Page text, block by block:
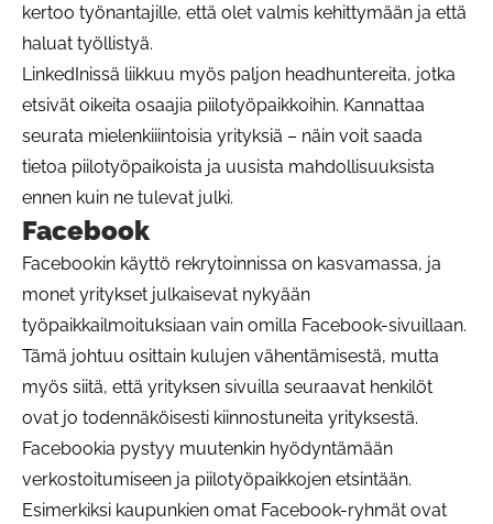
kertoo työnantajille, että olet valmis kehittymään ja että
haluat työllistyä.
LinkedInissä liikkuu myös paljon headhuntereita, jotka
etsivät oikeita osaajia piilotyöpaikkoihin. Kannattaa
seurata mielenkiiintoisia yrityksiä – näin voit saada
tietoa piilotyöpaikoista ja uusista mahdollisuuksista
ennen kuin ne tulevat julki.
Facebook
Facebookin käyttö rekrytoinnissa on kasvamassa, ja
monet yritykset julkaisevat nykyään
työpaikkailmoituksiaan vain omilla Facebook-sivuillaan.
Tämä johtuu osittain kulujen vähentämisestä, mutta
myös siitä, että yrityksen sivuilla seuraavat henkilöt
ovat jo todennäköisesti kiinnostuneita yrityksestä.
Facebookia pystyy muutenkin hyödyntämään
verkostoitumiseen ja piilotyöpaikkojen etsintään.
Esimerkiksi kaupunkien omat Facebook-ryhmät ovat